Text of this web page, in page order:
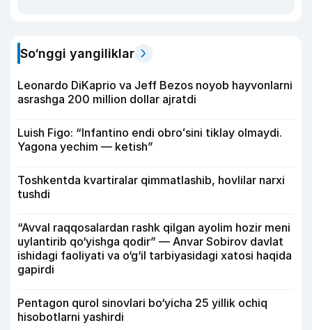
So‘nggi yangiliklar
Leonardo DiKaprio va Jeff Bezos noyob hayvonlarni
asrashga 200 million dollar ajratdi
Luish Figo: “Infantino endi obroʻsini tiklay olmaydi.
Yagona yechim — ketish”
Toshkentda kvartiralar qimmatlashib, hovlilar narxi
tushdi
“Avval raqqosalardan rashk qilgan ayolim hozir meni
uylantirib qo‘yishga qodir” — Anvar Sobirov davlat
ishidagi faoliyati va o‘g‘il tarbiyasidagi xatosi haqida
gapirdi
Pentagon qurol sinovlari bo‘yicha 25 yillik ochiq
hisobotlarni yashirdi